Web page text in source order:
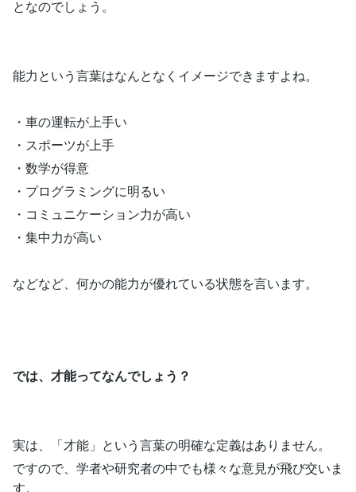
となのでしょう。
能力という言葉はなんとなくイメージできますよね。
・車の運転が上手い
・スポーツが上手
・数学が得意
・プログラミングに明るい
・コミュニケーション力が高い
・集中力が高い
などなど、何かの能力が優れている状態を言います。
では、才能ってなんでしょう？
実は、「才能」という言葉の明確な定義はありません。
ですので、学者や研究者の中でも様々な意見が飛び交いま
す。